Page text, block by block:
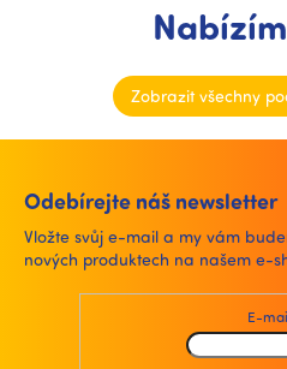
Zobrazit všechny
Odebírejte náš newsletter
Vložte svůj e-mail a my vám
nových produktech na našem e-
E-